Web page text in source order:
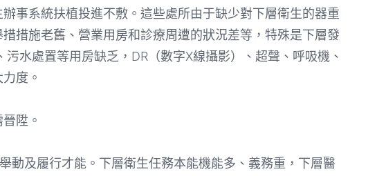
事系統扶植投進不敷。這些處所由于缺少對下層衛生的器重
措施老舊、營業用房和診療周遭的狀況差等，特殊是下層發
污水處置等用房缺乏，DR（數字X線攝影）、超聲、呼吸機、
度。
陞。
及履行才能。下層衛生任務本能機能多、義務重，下層醫